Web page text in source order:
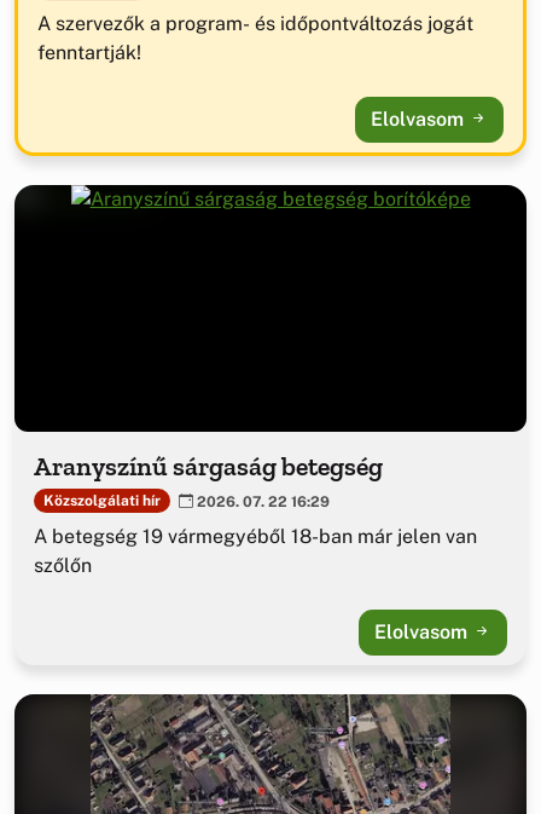
A szervezők a program- és időpontváltozás jogát
fenntartják!
Elolvasom
Aranyszínű sárgaság betegség
Közszolgálati hír 2026. 07. 22 16:29
A betegség 19 vármegyéből 18-ban már jelen van
szőlőn
Elolvasom